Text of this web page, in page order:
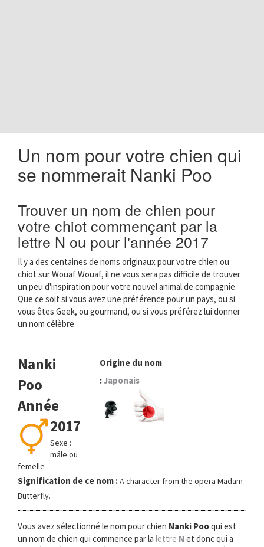
Un nom pour votre chien qui
se nommerait Nanki Poo
Trouver un nom de chien pour
votre chiot commençant par la
lettre N ou pour l'année 2017
Il y a des centaines de noms originaux pour votre chien ou
chiot sur Wouaf Wouaf, il ne vous sera pas difficile de trouver
un peu d'inspiration pour votre nouvel animal de compagnie.
Que ce soit si vous avez une préférence pour un pays, ou si
vous êtes Geek, ou gourmand, ou si vous préférez lui donner
un nom célèbre.
Nanki
Poo
Année
2017
Sexe :
mâle ou
femelle
Origine du nom
:Japonais
Signification de ce nom :A character from the opera Madam
Butterfly.
Vous avez sélectionné le nom pour chien Nanki Pooqui est
un nom de chien qui commence par la lettre N et donc qui a